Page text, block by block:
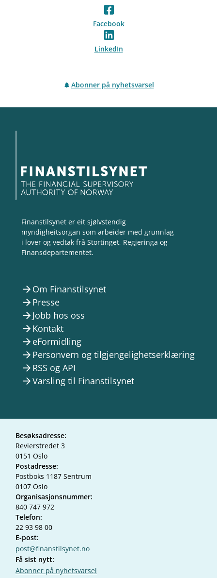
Facebook
LinkedIn
Abonner på nyhetsvarsel
Finanstilsynet er eit sjølvstendig
myndigheitsorgan som arbeider med grunnlag
i lover og vedtak frå Stortinget, Regjeringa og
Finansdepartementet.
arrow_forward Om Finanstilsynet
arrow_forward Presse
arrow_forward Jobb hos oss
arrow_forward Kontakt
arrow_forward eFormidling
arrow_forward Personvern og tilgjengelighetserklæring
arrow_forward RSS og API
arrow_forwardVarsling til Finanstilsynet
Besøksadresse:
Revierstredet 3
0151 Oslo
Postadresse:
Postboks 1187 Sentrum
0107 Oslo
Organisasjonsnummer:
840 747 972
Telefon:
22 93 98 00
E-post:
post@finanstilsynet.no
Få sist nytt:
Abonner på nyhetsvarsel